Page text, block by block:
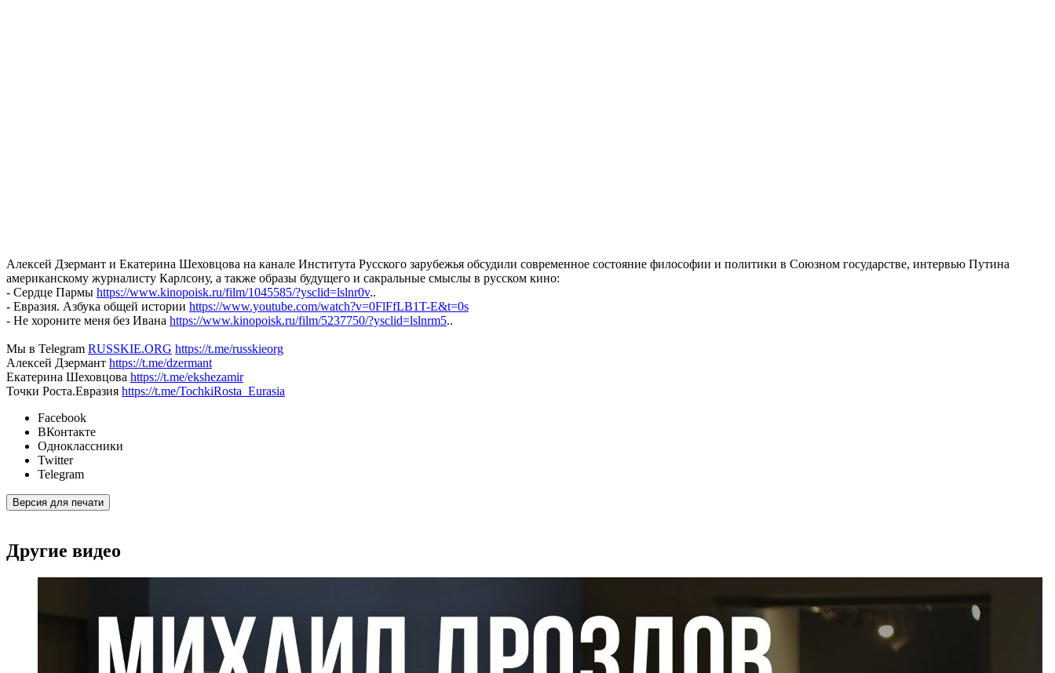
Алексей Дзермант и Екатерина Шеховцова на канале Института Русского зарубежья обсудили современное состояние философии и политики в Союзном государстве, интервью Путина
американскому журналисту Карлсону, а также образы будущего и сакральные смыслы в русском кино:
- Сердце Пармы https://www.kinopoisk.ru/film/1045585/?ysclid=lslnr0v..
- Евразия. Азбука общей истории https://www.youtube.com/watch?v=0FlFfLB1T-E&t=0s
- Не хороните меня без Ивана https://www.kinopoisk.ru/film/5237750/?ysclid=lslnrm5..
Мы в Telegram RUSSKIE.ORG https://t.me/russkieorg
Алексей Дзермант https://t.me/dzermant
Екатерина Шеховцова https://t.me/ekshezamir
Точки Роста.Евразия https://t.me/TochkiRosta_Eurasia
Facebook
ВКонтакте
Одноклассники
Twitter
Telegram
Версия для печати
Другие видео